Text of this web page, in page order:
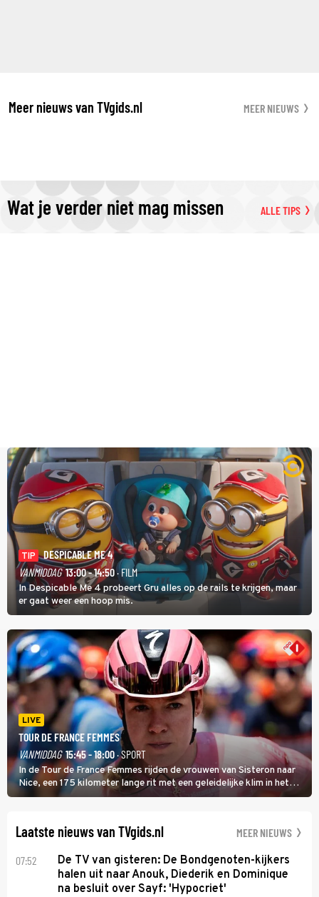
Meer nieuws van TVgids.nl MEER NIEUWS
Wat je verder niet mag missen ALLE TIPS
TIP
DESPICABLE ME 4
VANMIDDAG 13:00 - 14:50· FILM
In Despicable Me 4 probeert Gru alles op de rails te krijgen, maar
er gaat weer een hoop mis.
LIVE
TOUR DE FRANCE FEMMES
VANMIDDAG 15:45 - 18:00· SPORT
In de Tour de France Femmes rijden de vrouwen van Sisteron naar
Nice, een 175 kilometer lange rit met een geleidelijke klim in het
midden. Dat is mogelijk niet de zwaarste hindernis, dat is de
Laatste nieuws van TVgids.nl MEER NIEUWS
07:52
De TV van gisteren: De Bondgenoten-kijkers
halen uit naar Anouk, Diederik en Dominique
na besluit over Sayf: 'Hypocriet'